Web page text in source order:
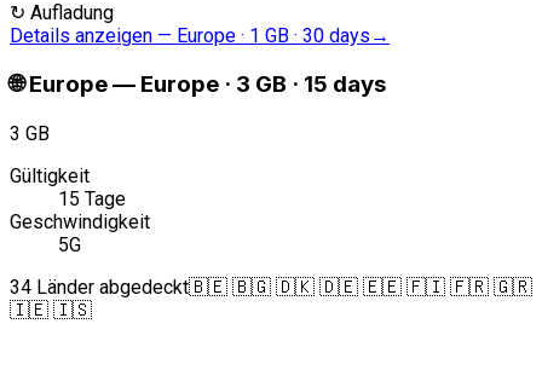
↻ Aufladung
Details anzeigen — Europe · 1 GB · 30 days →
🌐 Europe— Europe · 3 GB · 15 days
3 GB
Gültigkeit
15 Tage
Geschwindigkeit
5G
34 Länder abgedeckt🇧🇪 🇧🇬 🇩🇰 🇩🇪 🇪🇪 🇫🇮 🇫🇷 🇬🇷
🇮🇪 🇮🇸